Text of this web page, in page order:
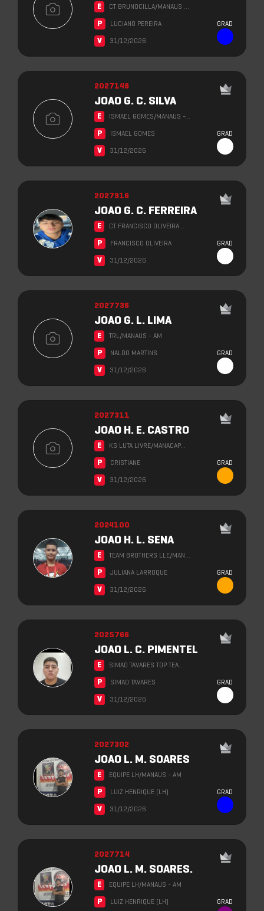
E CT BRUNOCILLA/MANAUS …
P LUCIANO PEREIRA
V 31/12/2026
GRAD
2027148
JOAO G. C. SILVA
E ISMAEL GOMES/MANAUS -…
P ISMAEL GOMES
V 31/12/2026
GRAD
2027916
JOAO G. C. FERREIRA
E CT FRANCISCO OLIVEIRA…
P FRANCISCO OLIVEIRA
V 31/12/2026
GRAD
2027736
JOAO G. L. LIMA
E TRL/MANAUS - AM
P NALDO MARTINS
V 31/12/2026
GRAD
2027311
JOAO H. E. CASTRO
E KS LUTA LIVRE/MANACAP…
P CRISTIANE
V 31/12/2026
GRAD
2024100
JOAO H. L. SENA
E TEAM BROTHERS LLE/MAN…
P JULIANA LARROQUE
V 31/12/2026
GRAD
2025766
JOAO L. C. PIMENTEL
E SIMAO TAVARES TOP TEA…
P SIMAO TAVARES
V 31/12/2026
GRAD
2027302
JOAO L. M. SOARES
E EQUIPE LH/MANAUS - AM
P LUIZ HENRIQUE (LH)
V 31/12/2026
GRAD
2027714
JOAO L. M. SOARES.
E EQUIPE LH/MANAUS - AM
P LUIZ HENRIQUE (LH) GRAD